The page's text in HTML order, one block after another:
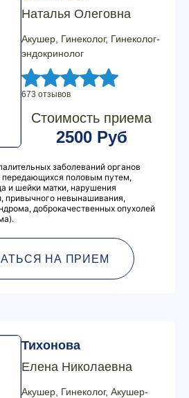
Наталья Олеговна
Акушер, Гинеколог, Гинеколог-
эндокринолог
673 отзывов
Стоимость приема
2500 Руб
заболеваний органов
передающихся половым путем,
и шейки матки, нарушения
привычного невынашивания,
доброкачественных опухолей
НА ПРИЕМ
Тихонова
Елена Николаевна
Акушер, Гинеколог, Акушер-